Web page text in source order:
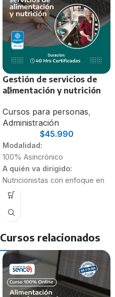
Gestión de servicios de
alimentación y nutrición
Cursos para personas,
Administración
$45.990
Modalidad:
100% Asincrónico
A quién va dirigido:
Nutricionistas con enfoque en
Alimentación Colectiva
egresados
Nutrición y Dietética.
Duración:
40 Horas
Cursos relacionados